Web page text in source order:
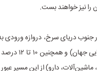
را نیز خواهند بست.
۶ درصد
دارو) از این مسیر